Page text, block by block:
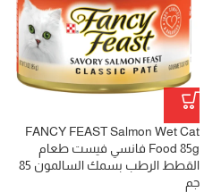
FANCY FEAST Salmon Wet Cat
Food 85g فانسي فيست طعام
القطط الرطب بسمك السالمون 85
جم